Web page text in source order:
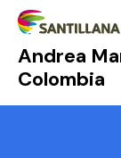
Andrea
Colombia